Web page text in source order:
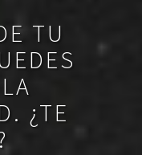
TU
¿TE